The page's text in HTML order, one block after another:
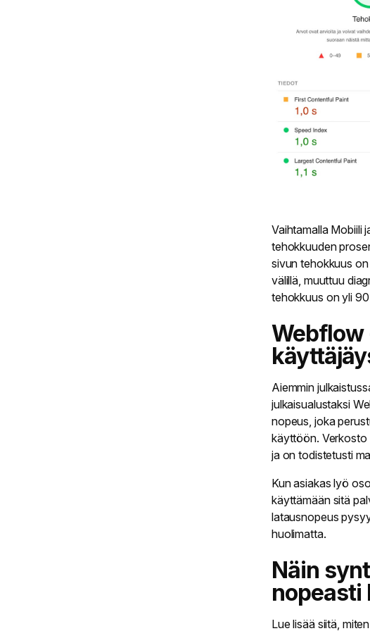
Vaihtamalla Mobiili
tehokkuuden
sivun tehokkuus
välillä, muuttuu
tehokkuus on yli
Webflow
Aiemmin
julkaisualustaksi
nopeus, joka
käyttöön. Verkosto
ja on todistetusti
Kun asiakas lyö
käyttämään sitä
latausnopeus
huolimatta.
Näin
nopeasti
Lue lisääsiitä,